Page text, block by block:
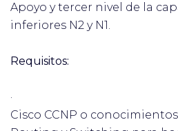
Apoyo y tercer nivel de la
inferiores N2 y N1.
Requisitos:
·
Cisco CCNP o